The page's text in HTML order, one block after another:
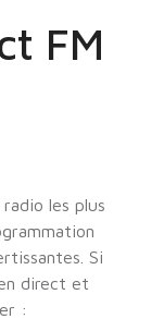
FM
les plus
Si
direct et
: